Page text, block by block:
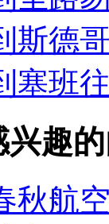
斯德
塞班
兴趣
秋航